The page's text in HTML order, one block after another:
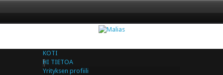
KOTI
HI TIETOA
Yrityksen profiili